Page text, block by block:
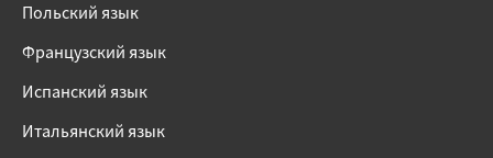
Польский язык
Французский язык
Испанский язык
Итальянский язык